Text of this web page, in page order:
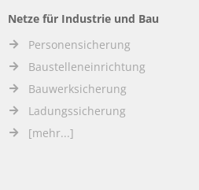
Netze für Industrie und Bau
Personensicherung
Baustelleneinrichtung
Bauwerksicherung
Ladungssicherung
[mehr...]